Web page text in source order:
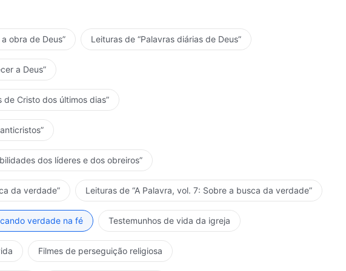
obra de Deus” Leituras de “Palavras diárias de Deus”
a Deus”
de Cristo dos últimos dias”
dos líderes e dos obreiros”
da verdade” Leituras de “A Palavra, vol. 7: Sobre a busca da verdade”
verdade na fé Testemunhos de vida da igreja
Filmes de perseguição religiosa